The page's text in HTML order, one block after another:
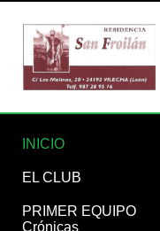
INICIO
EL CLUB
PRIMER EQUIPO
Crónicas